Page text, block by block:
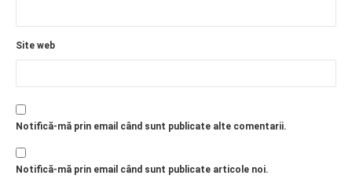
Site web
Notifică-mă prin email când sunt publicate alte comentarii.
Notifică-mă prin email când sunt publicate articole noi.